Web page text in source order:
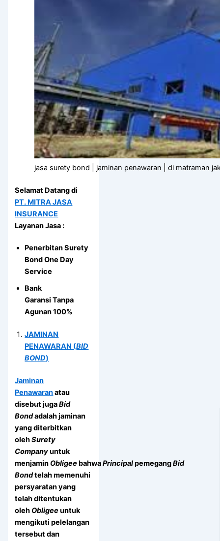
jasa surety bond | jaminan penawaran | di matraman
Selamat Datang di
PT. MITRA JASA
INSURANCE
Layanan Jasa :
Penerbitan Surety
Bond One Day
Service
Bank
Garansi Tanpa
Agunan 100%
JAMINAN
PENAWARAN (BID
BOND)
Jaminan
Penawaranatau
disebut jugaBid
Bondadalah jaminan
yang diterbitkan
olehSurety
Companyuntuk
menjamin Obligee bahwaPrincipalpemegangBid
Bondtelah memenuhi
persyaratan yang
telah ditentukan
oleh Obligeeuntuk
mengikuti pelelangan
tersebut dan